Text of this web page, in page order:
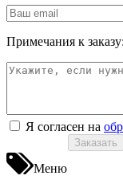
Примечания к заказу:
Я согласен на
Меню